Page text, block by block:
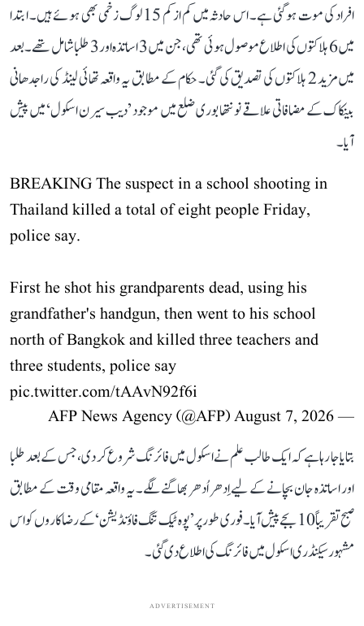
افراد کی موت ہو گئی ہے۔ اس حادثہ میں کم از کم 15 لوگ زخمی بھی ہوئے ہیں۔ ابتدا
میں 6 ہلاکتوں کی اطلاع موصول ہوئی تھی، جن میں 3 اساتذہ اور 3 طلبا شامل تھے۔ بعد
میں مزید 2 ہلاکتوں کی تصدیق کی گئی۔ حکام کے مطابق یہ واقعہ تھائی لینڈ کی راجدھانی
بینکاک کے مضافاتی علاقے نونتھابوری ضلع میں موجود ’دیب سیرن اسکول‘ میں پیش
آیا۔
BREAKING The suspect in a school shooting in
Thailand killed a total of eight people Friday,
police say.
First he shot his grandparents dead, using his
grandfather's handgun, then went to his school
north of Bangkok and killed three teachers and
three students, police say
pic.twitter.com/tAAvN92f6i
— AFP News Agency (@AFP)
August 7, 2026
بتایا جا رہا ہے کہ ایک طالب علم نے اسکول میں فائرنگ شروع کر دی، جس کے بعد طلبا
اور اساتذہ جان بچانے کے لیے اِدھر اُدھر بھاگنے لگے۔ یہ واقعہ مقامی وقت کے مطابق
صبح تقریباً 10 بجے پیش آیا۔ فوری طور پر ’پوہ ٹیک تنگ فاؤنڈیشن‘ کے رضاکاروں کو اس
مشہور سیکنڈری اسکول میں فائرنگ کی اطلاع دی گئی۔
ADVERTISEMENT